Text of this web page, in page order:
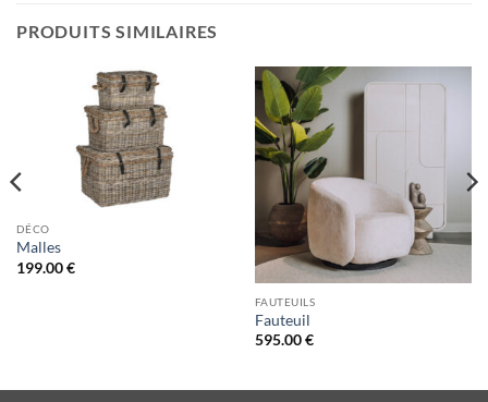
PRODUITS SIMILAIRES
DÉCO
Malles
199.00€
FAUTEUILS
Fauteuil
595.00€